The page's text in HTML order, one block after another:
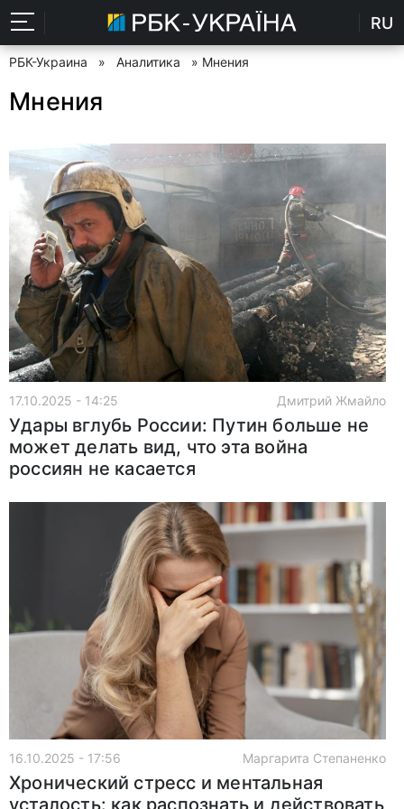
RU
РБК-Украина » Аналитика » Мнения
Мнения
17.10.2025 - 14:25 Дмитрий Жмайло
Удары вглубь России: Путин больше не
может делать вид, что эта война
россиян не касается
16.10.2025 - 17:56 Маргарита Степаненко
Хронический стресс и ментальная